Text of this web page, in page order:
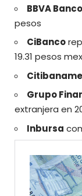
BBVA
pesos
CiBanco
19.31 pesos
Grupo
extranjera en
Inbursa